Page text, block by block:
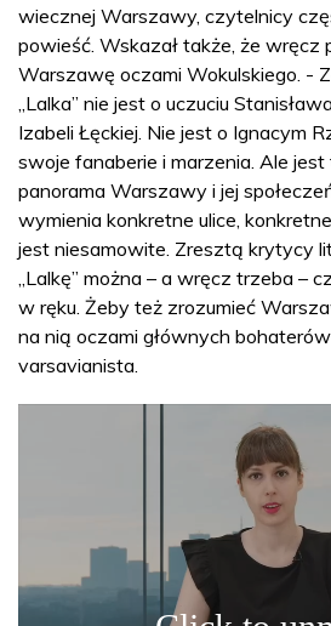
wiecznej Warszawy, czytelnicy
powieść. Wskazał także, że wręcz
Warszawę oczami Wokulskiego. -
„Lalka” nie jest o uczuciu
Izabeli Łęckiej. Nie jest o Ignacym
swoje fanaberie i marzenia. Ale
panorama Warszawy i jej
wymienia konkretne ulice,
jest niesamowite. Zresztą krytycy
„Lalkę” można – a wręcz trzeba –
w ręku. Żeby też zrozumieć
na nią oczami głównych
varsavianista.